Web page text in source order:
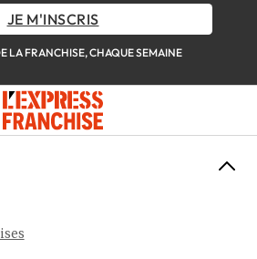
JE M'INSCRIS
LA FRANCHISE, CHAQUE SEMAINE